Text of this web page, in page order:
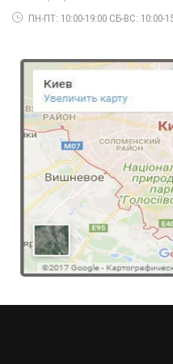
Теплые
ПН-ПТ: 10:00-19:00 СБ-ВС: 10:00-